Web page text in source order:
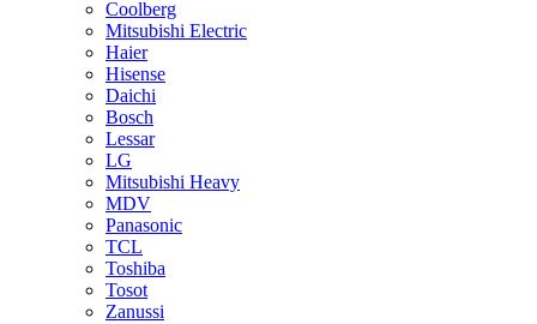
Coolberg
Mitsubishi Electric
Haier
Hisense
Daichi
Bosch
Lessar
LG
Mitsubishi Heavy
MDV
Panasonic
TCL
Toshiba
Tosot
Zanussi